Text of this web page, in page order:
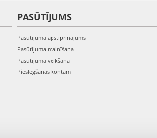
PASŪTĪJUMS
Pasūtījuma apstiprinājums
Pasūtījuma mainīšana
Pasūtījuma veikšana
Pieslēgšanās kontam